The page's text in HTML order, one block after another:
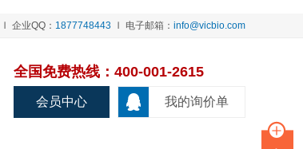
企业QQ： 1877748443 电子邮箱： info@vicbio.com
全国免费热线：400-001-2615
我的询价单
会员中心